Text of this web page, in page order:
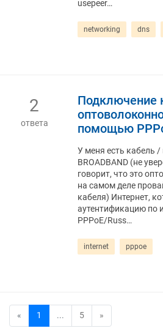
usepeer…
networking dns
2
ответа
Подключение
помощью
У меня есть кабель
BROADBAND (не
говорит, что это
на самом деле
кабеля) Интернет,
аутентификацию по
PPPoE/Russ…
internet pppoe
« 1 ... 5 »